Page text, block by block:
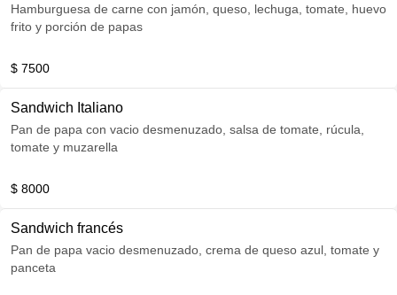
Hamburguesa de carne con jamón, queso, lechuga, tomate, huevo
frito y porción de papas
$ 7500
Sandwich Italiano
Pan de papa con vacio desmenuzado, salsa de tomate, rúcula,
tomate y muzarella
$ 8000
Sandwich francés
Pan de papa vacio desmenuzado, crema de queso azul, tomate y
panceta